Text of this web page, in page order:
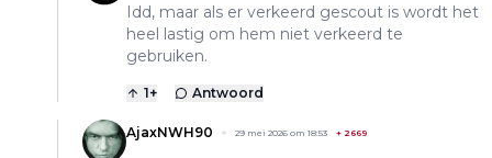
Idd, maar als er verkeerd gescout is wordt het
heel lastig om hem niet verkeerd te
gebruiken.
1+ Antwoord
AjaxNWH90 29 mei 2026 om 18:53 + 2669